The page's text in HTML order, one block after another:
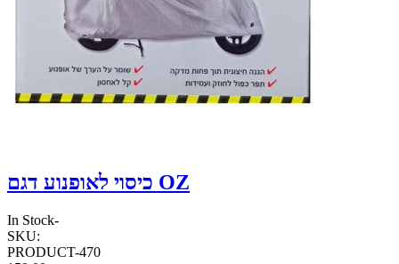
כיסוי לאופנוע דגם OZ
In Stock-
SKU:
PRODUCT-470